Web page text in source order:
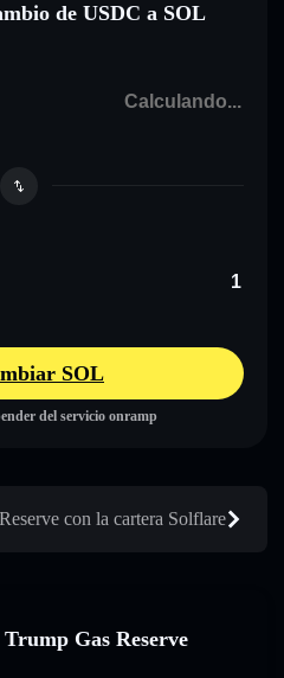
de USDC a SOL
SOL
del servicio onramp
con la cartera Solflare
Gas Reserve